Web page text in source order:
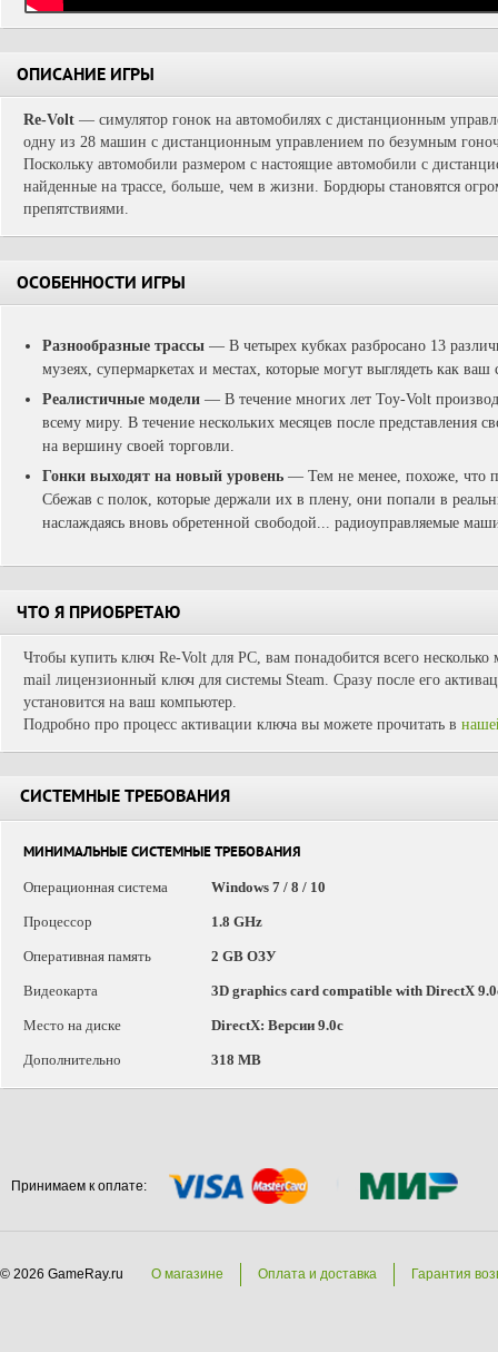
ОПИСАНИЕ ИГРЫ
Re-Volt — симулятор гонок на автомобилях с дистанционным
одну из 28 машин с дистанционным управлением по безумным
Поскольку автомобили размером с настоящие автомобили с
найденные на трассе, больше, чем в жизни. Бордюры становятся
препятствиями.
ОСОБЕННОСТИ ИГРЫ
Разнообразные трассы — В четырех кубках разбросано 13
музеях, супермаркетах и ​​местах, которые могут выглядеть как
Реалистичные модели — В течение многих лет Toy-Volt
всему миру. В течение нескольких месяцев после представления
на вершину своей торговли.
Гонки выходят на новый уровень — Тем не менее, похоже, что
Сбежав с полок, которые держали их в плену, они попали в
наслаждаясь вновь обретенной свободой... радиоуправляемые
ЧТО Я ПРИОБРЕТАЮ
Чтобы купить ключ Re-Volt для PC, вам понадобится всего
mail лицензионный ключ для системы Steam. Сразу после его
установится на ваш компьютер.
Подробно про процесс активации ключа вы можете прочитать в
СИСТЕМНЫЕ ТРЕБОВАНИЯ
МИНИМАЛЬНЫЕ СИСТЕМНЫЕ ТРЕБОВАНИЯ
Операционная система
Windows 7 / 8 / 10
Процессор 1.8 GHz
Оперативная память 2 GB ОЗУ
Видеокарта 3D graphics card compatible with DirectX
Место на диске DirectX: Версии 9.0c
Дополнительно 318 MB
Принимаем к оплате:
© 2026 GameRay.ru О магазине Оплата и доставка Гарантия